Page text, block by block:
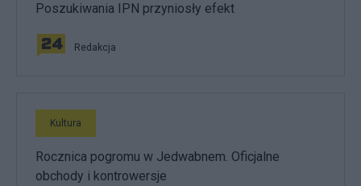
Poszukiwania IPN przyniosły efekt
Redakcja
Kultura
Rocznica pogromu w Jedwabnem. Oficjalne
obchody i kontrowersje